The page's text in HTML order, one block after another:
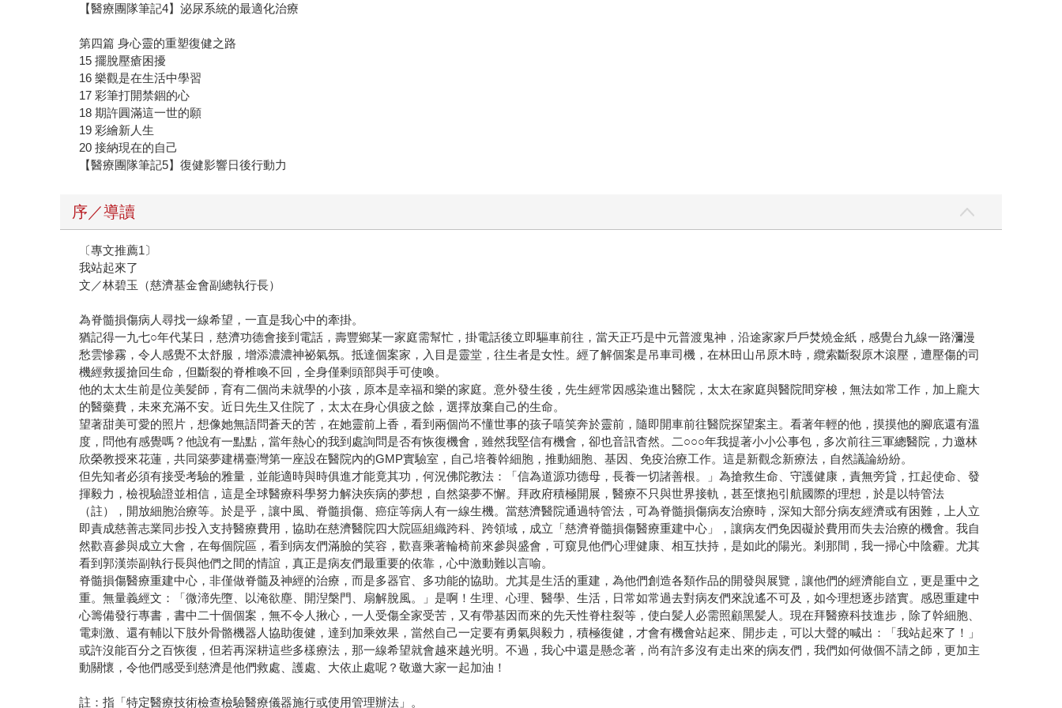
【醫療團隊筆記4】泌尿系統的最適化治療
第四篇 身心靈的重塑復健之路
15 擺脫壓瘡困擾
16 樂觀是在生活中學習
17 彩筆打開禁錮的心
18 期許圓滿這一世的願
19 彩繪新人生
20 接納現在的自己
【醫療團隊筆記5】復健影響日後行動力
序／導讀
〔專文推薦1〕
我站起來了
文／林碧玉（慈濟基金會副總執行長）
為脊髓損傷病人尋找一線希望，一直是我心中的牽掛。
猶記得一九七○年代某日，慈濟功德會接到電話，壽豐鄉某一家庭需幫忙，掛電話後立即驅車前往，當天正巧是中元普渡鬼神，沿途家家戶戶焚燒金紙，感覺台九線一路瀰漫
愁雲慘霧，令人感覺不太舒服，增添濃濃神祕氣氛。抵達個案家，入目是靈堂，往生者是女性。經了解個案是吊車司機，在林田山吊原木時，纜索斷裂原木滾壓，遭壓傷的司
機經救援搶回生命，但斷裂的脊椎喚不回，全身僅剩頭部與手可使喚。
他的太太生前是位美髪師，育有二個尚未就學的小孩，原本是幸福和樂的家庭。意外發生後，先生經常因感染進出醫院，太太在家庭與醫院間穿梭，無法如常工作，加上龐大
的醫藥費，未來充滿不安。近日先生又住院了，太太在身心俱疲之餘，選擇放棄自己的生命。
望著甜美可愛的照片，想像她無語問蒼天的苦，在她靈前上香，看到兩個尚不懂世事的孩子嘻笑奔於靈前，隨即開車前往醫院探望案主。看著年輕的他，摸摸他的腳底還有溫
度，問他有感覺嗎？他說有一點點，當年熱心的我到處詢問是否有恢復機會，雖然我堅信有機會，卻也音訊杳然。二○○○年我提著小小公事包，多次前往三軍總醫院，力邀林
欣榮教授來花蓮，共同築夢建構臺灣第一座設在醫院內的GMP實驗室，自己培養幹細胞，推動細胞、基因、免疫治療工作。這是新觀念新療法，自然議論紛紛。
但先知者必須有接受考驗的雅量，並能適時與時俱進才能竟其功，何況佛陀教法：「信為道源功德母，長養一切諸善根。」為搶救生命、守護健康，責無旁貸，扛起使命、發
揮毅力，檢視驗證並相信，這是全球醫療科學努力解決疾病的夢想，自然築夢不懈。拜政府積極開展，醫療不只與世界接軌，甚至懷抱引航國際的理想，於是以特管法
（註），開放細胞治療等。於是乎，讓中風、脊髓損傷、癌症等病人有一線生機。當慈濟醫院通過特管法，可為脊髓損傷病友治療時，深知大部分病友經濟或有困難，上人立
即責成慈善志業同步投入支持醫療費用，協助在慈濟醫院四大院區組織跨科、跨領域，成立「慈濟脊髓損傷醫療重建中心」，讓病友們免因礙於費用而失去治療的機會。我自
然歡喜參與成立大會，在每個院區，看到病友們滿臉的笑容，歡喜乘著輪椅前來參與盛會，可窺見他們心理健康、相互扶持，是如此的陽光。剎那間，我一掃心中陰霾。尤其
看到郭漢崇副執行長與他們之間的情誼，真正是病友們最重要的依靠，心中激動難以言喻。
脊髓損傷醫療重建中心，非僅做脊髓及神經的治療，而是多器官、多功能的協助。尤其是生活的重建，為他們創造各類作品的開發與展覽，讓他們的經濟能自立，更是重中之
重。無量義經文：「微渧先墮、以淹欲塵、開湼槃門、扇解脫風。」是啊！生理、心理、醫學、生活，日常如常過去對病友們來說遙不可及，如今理想逐步踏實。感恩重建中
心籌備發行專書，書中二十個個案，無不令人揪心，一人受傷全家受苦，又有帶基因而來的先天性脊柱裂等，使白髪人必需照顧黑髪人。現在拜醫療科技進步，除了幹細胞、
電刺激、還有輔以下肢外骨骼機器人協助復健，達到加乘效果，當然自己一定要有勇氣與毅力，積極復健，才會有機會站起來、開步走，可以大聲的喊出：「我站起來了！」
或許沒能百分之百恢復，但若再深耕這些多樣療法，那一線希望就會越來越光明。不過，我心中還是懸念著，尚有許多沒有走出來的病友們，我們如何做個不請之師，更加主
動關懷，令他們感受到慈濟是他們救處、護處、大依止處呢？敬邀大家一起加油！
註：指「特定醫療技術檢查檢驗醫療儀器施行或使用管理辦法」。